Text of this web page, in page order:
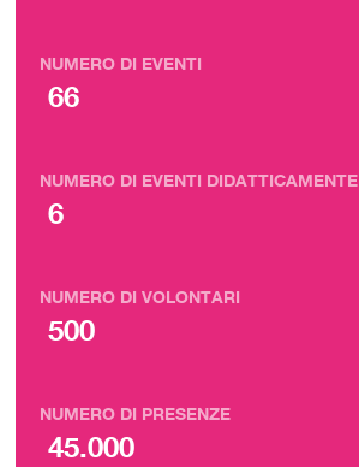
NUMERO DI EVENTI
66
NUMERO DI EVENTI DIDATTICAMENTE
6
NUMERO DI VOLONTARI
500
NUMERO DI PRESENZE
45.000